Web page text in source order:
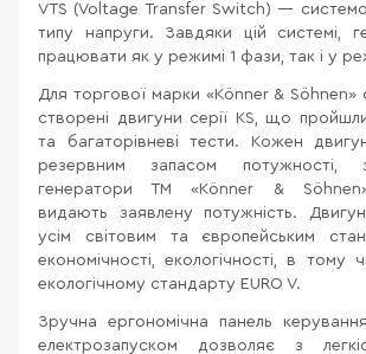
VTS (Voltage Transfer Switch) —
типу напруги. Завдяки цій системі,
працювати як у режимі 1 фази, так і у
Для торгової марки «Könner & Söhnen»
створені двигуни серії KS, що
та багаторівневі тести. Кожен
резервним запасом потужності,
генератори ТМ «Könner &
видають заявлену потужність.
усім світовим та європейським
економічності, екологічності, в тому
екологічному стандарту EURO V.
Зручна ергономічна панель
електрозапуском дозволяє з